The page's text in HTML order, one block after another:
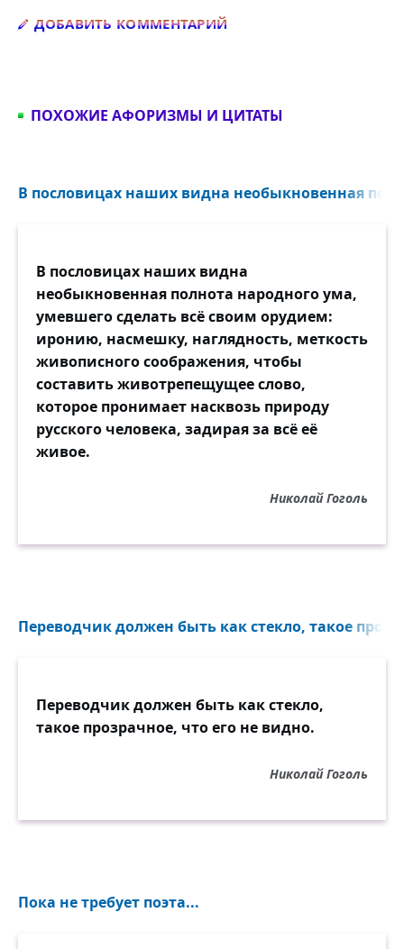
ДОБАВИТЬ КОММЕНТАРИЙ
ПОХОЖИЕ АФОРИЗМЫ И ЦИТАТЫ
В пословицах наших видна необыкновенная
В пословицах наших видна
необыкновенная полнота народного ума,
умевшего сделать всё своим орудием:
иронию, насмешку, наглядность, меткость
живописного соображения, чтобы
составить животрепещущее слово,
которое пронимает насквозь природу
русского человека, задирая за всё её
живое.
Николай Гоголь
Переводчик должен быть как стекло, такое
Переводчик должен быть как стекло,
такое прозрачное, что его не видно.
Николай Гоголь
Пока не требует поэта...